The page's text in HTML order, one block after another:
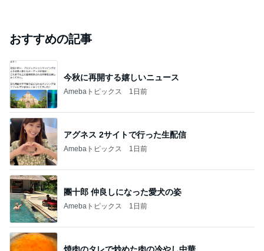
おすすめの記事
今秋に再開する嬉しいニュース
Amebaトピックス 1日前
アグネス 2サイトで行った生配信
Amebaトピックス 1日前
團十郎 仲良しになった愛犬の姿
Amebaトピックス 1日前
焼肉のタレで炒めた肉の冷やし中華